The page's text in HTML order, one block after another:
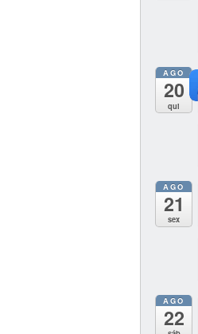
AGO
20
qui
AGO
21
sex
AGO
22